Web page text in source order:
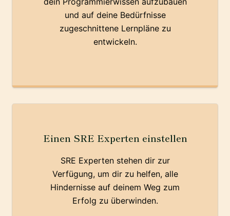
und auf deine Bedürfnisse
zugeschnittene Lernpläne zu
entwickeln.
Einen SRE Experten einstellen
SRE Experten stehen dir zur
Verfügung, um dir zu helfen, alle
Hindernisse auf deinem Weg zum
Erfolg zu überwinden.